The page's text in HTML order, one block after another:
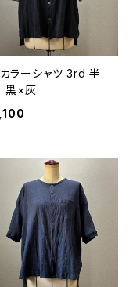
ラーシャツ 3rd 半
×灰